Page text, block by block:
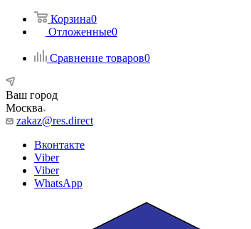
Корзина0
Отложенные0
Сравнение товаров0
Ваш город
Москва
zakaz@res.direct
Вконтакте
Viber
Viber
WhatsApp